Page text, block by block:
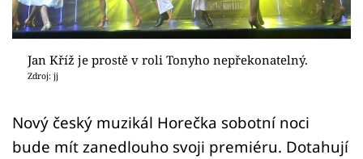
Videa
Sledujte prima+
Přihlášení
Jan Kříž je prostě v roli Tonyho nepřekonatelný.
Zdroj: jj
Nový český muzikál Horečka sobotní noci
bude mít zanedlouho svoji premiéru. Dotahují